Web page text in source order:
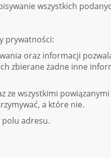
wszystkich
prywatności:
oraz informacji
zbierane żadne inne
wszystkimi
a które nie.
polu adresu.